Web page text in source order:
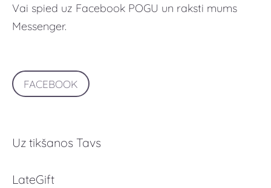
Vai spied uz Facebook POGU un raksti mums
Messenger.
FACEBOOK
Uz tikšanos Tavs
LateGift